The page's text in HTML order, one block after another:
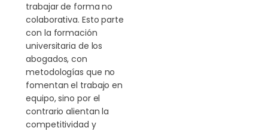
trabajar de forma no
colaborativa. Esto parte
con la formación
universitaria de los
abogados, con
metodologías que no
fomentan el trabajo en
equipo, sino por el
contrario alientan la
competitividad y